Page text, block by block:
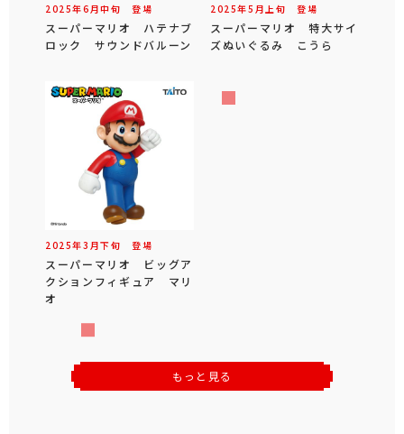
2025年6 月中旬 登場
スーパーマリオ ハテナブ
ロック サウンドバルーン
2025年5 月 上旬 登場
スーパーマリオ 特大サイ
ズぬいぐるみ こうら
2025年3 月下旬 登場
スーパーマリオ ビッグア
クションフィギュア マリ
オ
もっと見る